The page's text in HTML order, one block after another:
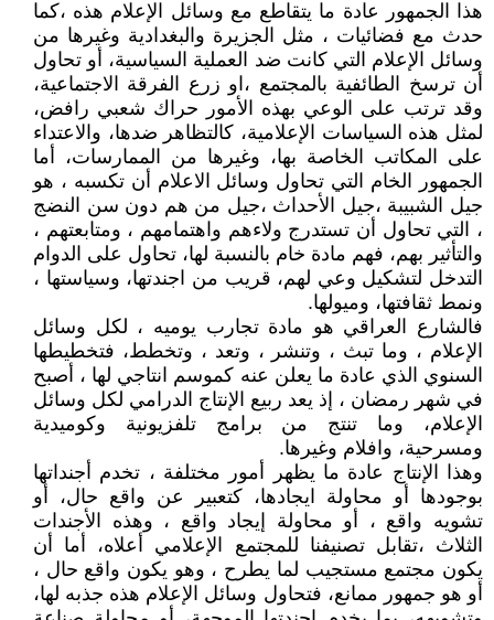
هذا الجمهور عادة ما يتقاطع مع وسائل الإعلام هذه ،كما
حدث مع فضائيات ، مثل الجزيرة والبغدادية وغيرها من
وسائل الإعلام التي كانت ضد العملية السياسية، أو تحاول
أن ترسخ الطائفية بالمجتمع ،او زرع الفرقة الاجتماعية،
وقد ترتب على الوعي بهذه الأمور حراك شعبي رافض،
لمثل هذه السياسات الإعلامية، كالتظاهر ضدها، والاعتداء
على المكاتب الخاصة بها، وغيرها من الممارسات، أما
الجمهور الخام التي تحاول وسائل الاعلام أن تكسبه ، هو
جيل الشبيبة ،جيل الأحداث ،جيل من هم دون سن النضج
، التي تحاول أن تستدرج ولاءهم واهتمامهم ، ومتابعتهم ،
والتأثير بهم، فهم مادة خام بالنسبة لها، تحاول على الدوام
التدخل لتشكيل وعي لهم، قريب من اجندتها، وسياستها ،
ونمط ثقافتها، وميولها.
فالشارع العراقي هو مادة تجارب يوميه ، لكل وسائل
الإعلام ، وما تبث ، وتنشر ، وتعد ، وتخطط، فتخطيطها
السنوي الذي عادة ما يعلن عنه كموسم انتاجي لها ، أصبح
في شهر رمضان ، إذ يعد ربيع الإنتاج الدرامي لكل وسائل
الإعلام، وما تنتج من برامج تلفزيونية وكوميدية
ومسرحية، وافلام وغيرها.
وهذا الإنتاج عادة ما يظهر أمور مختلفة ، تخدم أجنداتها
بوجودها أو محاولة ايجادها، كتعبير عن واقع حال، أو
تشويه واقع ، أو محاولة إيجاد واقع ، وهذه الأجندات
الثلاث ،تقابل تصنيفنا للمجتمع الإعلامي أعلاه، أما أن
يكون مجتمع مستجيب لما يطرح ، وهو يكون واقع حال ،
أو هو جمهور ممانع، فتحاول وسائل الإعلام هذه جذبه لها،